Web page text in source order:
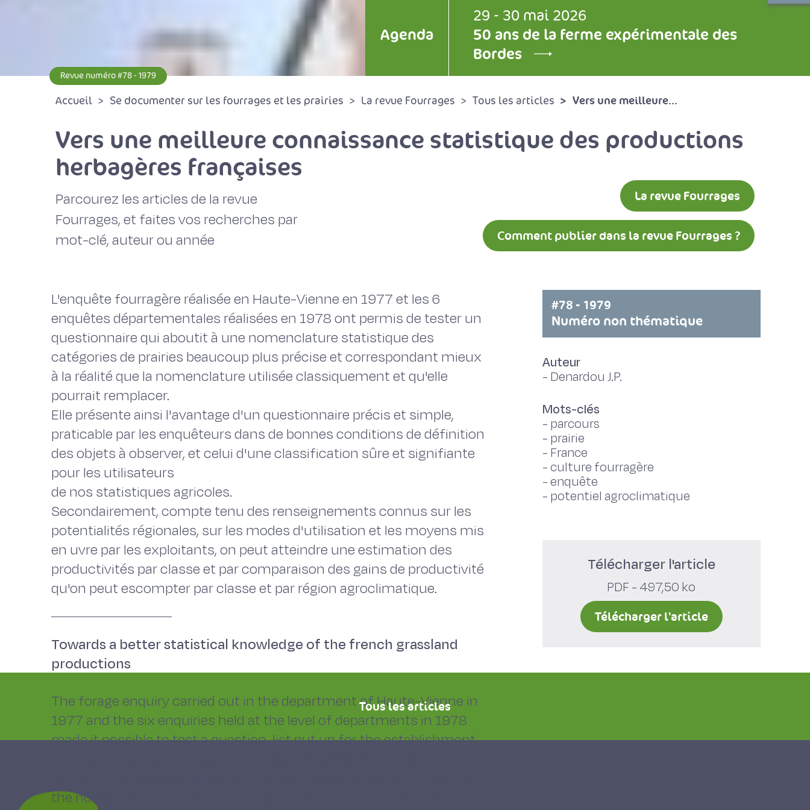
Agenda
29 - 30 mai 2026
50 ans de la ferme expérimentale des
Bordes
Revue numéro #78 - 1979
Accueil Se documenter sur les fourrages et les prairies La revue Fourrages Tous les articles Vers une meilleure...
Vers une meilleure connaissance statistique des productions
herbagères françaises
Parcourez les articles de la revue
Fourrages, et faites vos recherches par
mot-clé, auteur ou année
La revue Fourrages
Comment publier dans la revue Fourrages ?
L'enquête fourragère réalisée en Haute-Vienne en 1977 et les 6
enquêtes départementales réalisées en 1978 ont permis de tester un
questionnaire qui aboutit à une nomenclature statistique des
catégories de prairies beaucoup plus précise et correspondant mieux
à la réalité que la nomenclature utilisée classiquement et qu'elle
pourrait remplacer.
Elle présente ainsi l'avantage d'un questionnaire précis et simple,
praticable par les enquêteurs dans de bonnes conditions de définition
des objets à observer, et celui d'une classification sûre et signifiante
pour les utilisateurs
de nos statistiques agricoles.
Secondairement, compte tenu des renseignements connus sur les
potentialités régionales, sur les modes d'utilisation et les moyens mis
en uvre par les exploitants, on peut atteindre une estimation des
productivités par classe et par comparaison des gains de productivité
qu'on peut escompter par classe et par région agroclimatique.
Towards a better statistical knowledge of the french grassland
productions
The forage enquiry carried out in the department of Haute-Vienne in
1977 and the six enquiries held at the level of departments in 1978
made it possible to test a question-list put up for the establishment
the nomenclature in traditional use, and which it might replace.
#78 - 1979
Numéro non thématique
Auteur
- Denardou J.P.
Mots-clés
- parcours
- prairie
- France
-culture fourragère
-enquête
- potentiel agroclimatique
Télécharger l'article
PDF - 497,50 ko
Télécharger l'article
Tous les articles